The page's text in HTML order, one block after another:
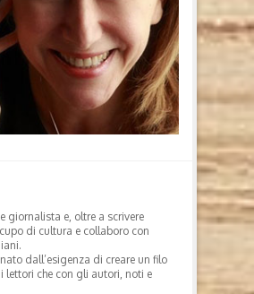
giornalista e, oltre a scrivere
di cultura e collaboro con
dall’esigenza di creare un filo
lettori che con gli autori, noti e